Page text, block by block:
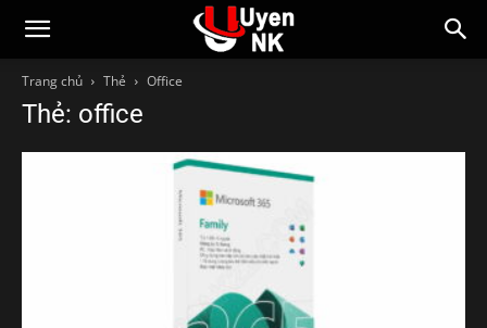
Trang chủ Thẻ Office
Thẻ: office